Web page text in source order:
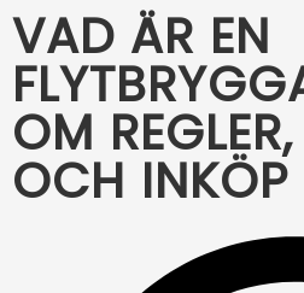
VAD ÄR EN
OM
OCH INKÖP